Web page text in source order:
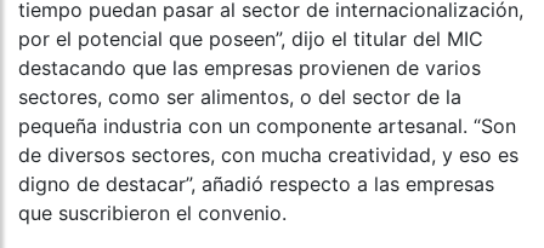
tiempo puedan pasar al sector de internacionalización,
por el potencial que poseen”, dijo el titular del MIC
destacando que las empresas provienen de varios
sectores, como ser alimentos, o del sector de la
pequeña industria con un componente artesanal. “Son
de diversos sectores, con mucha creatividad, y eso es
digno de destacar”, añadió respecto a las empresas
que suscribieron el convenio.